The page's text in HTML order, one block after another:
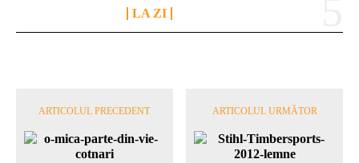
LA ZI
ARTICOLUL PRECEDENT ARTICOLUL URMĂTOR